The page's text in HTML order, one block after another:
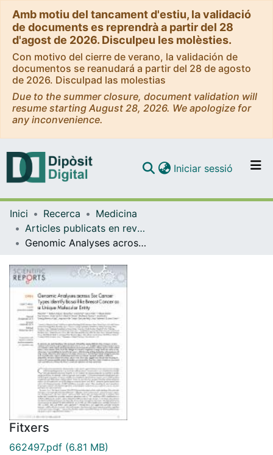
Amb motiu del tancament d'estiu, la validació
de documents es reprendrà a partir del 28
d'agost de 2026. Disculpeu les molèsties.
Con motivo del cierre de verano, la validación de
documentos se reanudará a partir del 28 de agosto
de 2026. Disculpad las molestias
Due to the summer closure, document validation will
resume starting August 28, 2026. We apologize for
any inconvenience.
Navega per tot el DD
Iniciar sessió (current)
Inici Recerca
Medicina
Articles publicats en revistes (Medicina)
Genomic Analyses across Six Cancer Types Identify Basal-like Breast Cancer as a Unique Molecular Entity
Fitxers
662497.pdf (6.81 MB)